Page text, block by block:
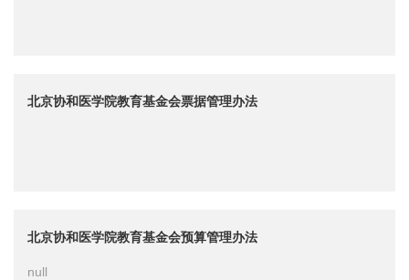
北京协和医学院教育基金会票据管理办法
北京协和医学院教育基金会预算管理办法
null